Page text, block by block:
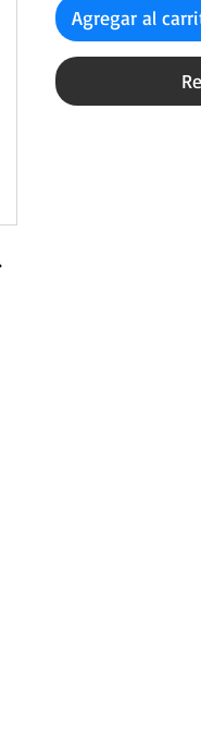
Agregar al